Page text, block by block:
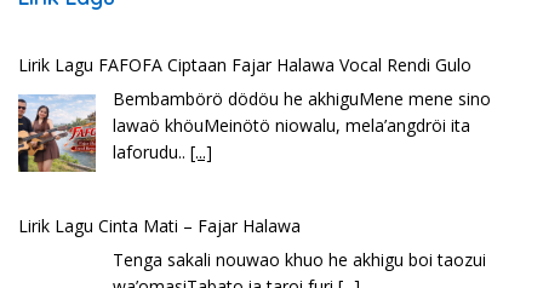
Bembambörö dödöu he akhiguMene mene sino
lawaö khöuMeinötö niowalu, mela’angdröi ita
laforudu..[...]
Tenga sakali nouwao khuo he akhigu boi taozui
wa’omasiTabato ia taroi furi[...]